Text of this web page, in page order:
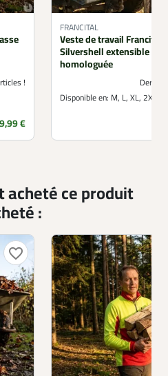
!
€
FRANCITAL
Veste de travail Francital
Silvershell extensible
homologuée
Disponible en: M, L, XL, 2XL,
acheté ce produit
:
favorite_border